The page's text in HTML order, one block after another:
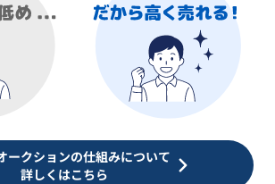
ークションの仕組みについて
詳しくはこちら